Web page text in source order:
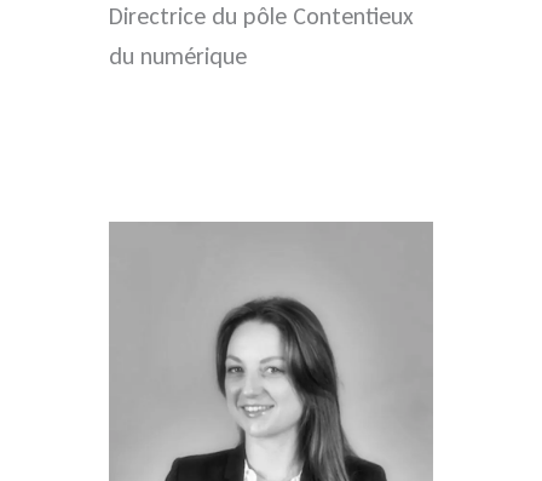
Directrice du pôle Contentieux
du numérique